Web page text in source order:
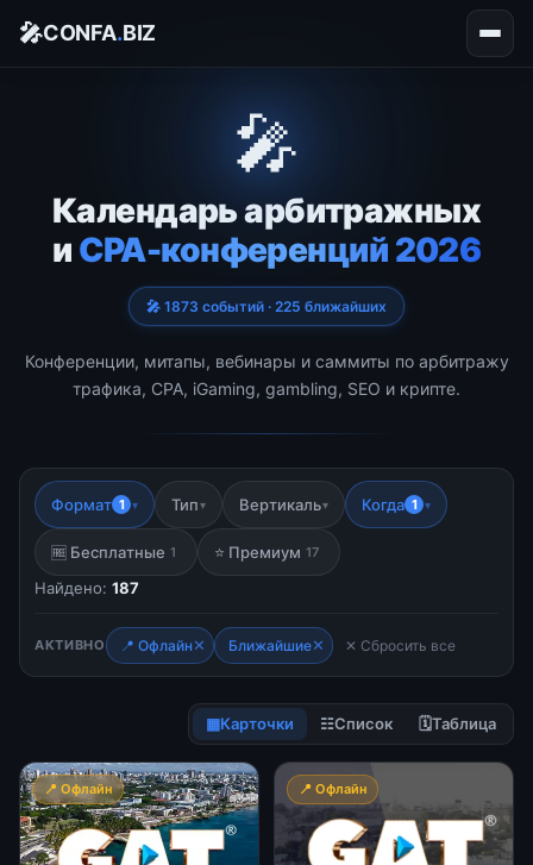
🎤CONFA.BIZ
🎤
Календарь арбитражных
и CPA-конференций 2026
🎤 1873 событий · 225 ближайших
Конференции, митапы, вебинары и саммиты по арбитражу
трафика, CPA, iGaming, gambling, SEO и крипте.
Формат 1 ▾ Тип▾ Вертикаль▾ Когда 1 ▾
🆓 Бесплатные 1 ⭐ Премиум 17
Найдено: 187
АКТИВНО 📍 Офлайн✕ Ближайшие✕ ✕ Сбросить все
▦Карточки ☷Список 🗓Таблица
📍 Офлайн 📍 Офлайн